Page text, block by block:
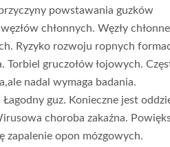
powstawania guzków
chłonnych. Węzły
Ryzyko rozwoju ropnych
Torbiel gruczołów łojowych.
nadal wymaga badania.
Łagodny guz. Konieczne jest
choroba zakaźna.
zapalenie opon mózgowych.